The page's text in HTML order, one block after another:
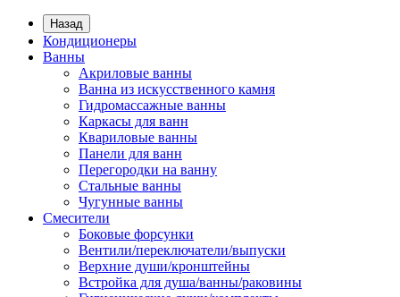
Назад
Кондиционеры
Ванны
Акриловые ванны
Ванна из искусственного камня
Гидромассажные ванны
Каркасы для ванн
Квариловые ванны
Панели для ванн
Перегородки на ванну
Стальные ванны
Чугунные ванны
Смесители
Боковые форсунки
Вентили/переключатели/выпуски
Верхние души/кронштейны
Встройка для душа/ванны/раковины